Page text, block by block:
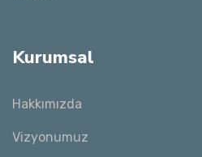
Kurumsal
Hakkımızda
Vizyonumuz